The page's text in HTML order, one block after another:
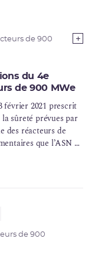
de 900
du 4e
de 900 MWe
février 2021 prescrit
sûreté prévues par
des réacteurs de
que l’ASN a
de 900